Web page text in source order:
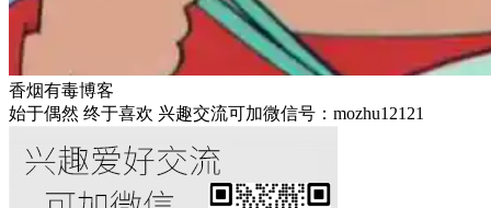
香烟有毒博客
始于偶然 终于喜欢 兴趣交流可加微信号：mozhu12121